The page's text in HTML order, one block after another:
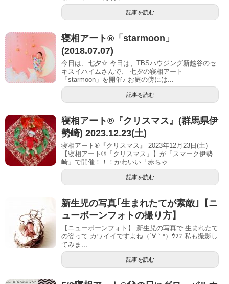
記事を読む
寝相アート®︎「starmoon」
(2018.07.07)
今日は、七夕☆ 今日は、TBSハウジング新越谷のセ
キスイハイムさんで、 七夕の寝相アート
「starmoon」を開催♪ お庭の傍には...
記事を読む
寝相アート®︎『クリスマス』(群馬県伊
勢崎) 2023.12.23(土)
寝相アート®『クリスマス』 2023年12月23日(土)
【寝相アート®︎『クリスマス』】が「スマーク伊勢
崎」で開催！！！かわいい「赤ちゃ...
記事を読む
新生児の写真｢生まれたてが素敵｣【ニ
ューボーンフォトの撮り方】
【ニューボーンフォト】 新生児の写真で 生まれたて
の姿って カワイイですよね（´∀｀*）ｳﾌﾌ 私も撮影し
てみま...
記事を読む